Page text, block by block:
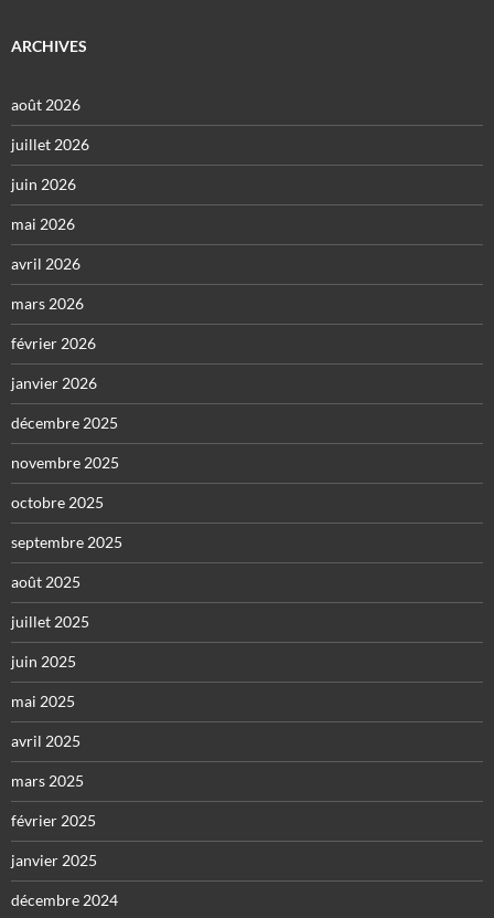
ARCHIVES
août 2026
juillet 2026
juin 2026
mai 2026
avril 2026
mars 2026
février 2026
janvier 2026
décembre 2025
novembre 2025
octobre 2025
septembre 2025
août 2025
juillet 2025
juin 2025
mai 2025
avril 2025
mars 2025
février 2025
janvier 2025
décembre 2024